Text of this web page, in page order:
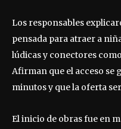
Los responsables
pensada para atraer a
lúdicas y conectores
Afirman que el acceso se
minutos y que la oferta
El inicio de obras fue en